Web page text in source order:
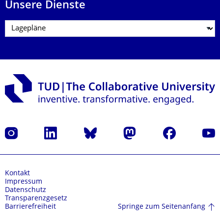
Unsere Dienste
Instagram LinkedIn Bluesky Mastodon Facebook
Kontakt
Impressum
Datenschutz
Transparenzgesetz
Barrierefreiheit
Springe zum Seitenanfang